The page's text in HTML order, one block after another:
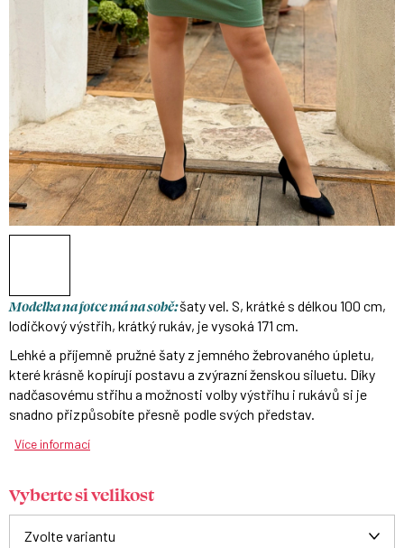
Modelka na fotce má na sobě:šaty vel. S, krátké s délkou 100 cm,
lodičkový výstřih, krátký rukáv, je vysoká 171 cm.
Lehké a příjemně pružné šaty z jemného žebrovaného úpletu,
které krásně kopírují postavu a zvýrazní ženskou siluetu. Díky
nadčasovému střihu a možnosti volby výstřihu i rukávů si je
snadno přizpůsobíte přesně podle svých představ.
Více informací
Vyberte si velikost